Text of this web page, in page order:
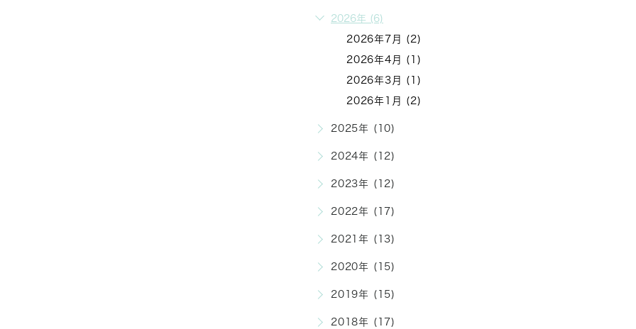
2026年 (6)
2026年7月 (2)
2026年4月 (1)
2026年3月 (1)
2026年1月 (2)
2025年 (10)
2024年 (12)
2023年 (12)
2022年 (17)
2021年 (13)
2020年 (15)
2019年 (15)
2018年 (17)